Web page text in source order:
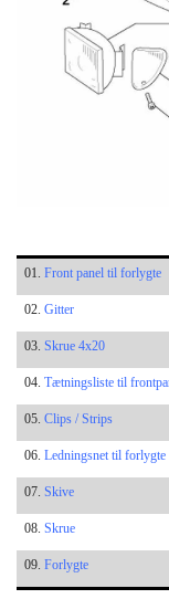
01.Front panel til forlygte
02.Gitter
03.Skrue 4x20
04.Tætningsliste til
05.Clips / Strips
06.Ledningsnet til forlygte
07.Skive
08.Skrue
09.Forlygte